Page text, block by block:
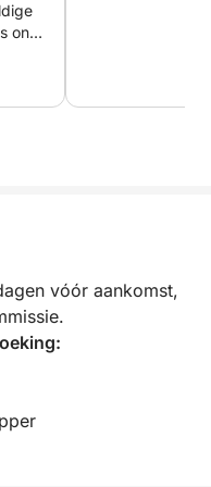
de kust varen, zie
in levendige
creëert voor
is de
en beleef de
We kijken ernaar
inclusief: schipper,
onze
vóór aankomst,